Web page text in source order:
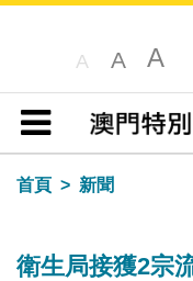
A A A
目錄
首頁
新聞
衛生局接獲2宗